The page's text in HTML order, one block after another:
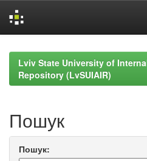
navigationLviv State University of
Repository (LvSUIAIR)
Пошук
Пошук: